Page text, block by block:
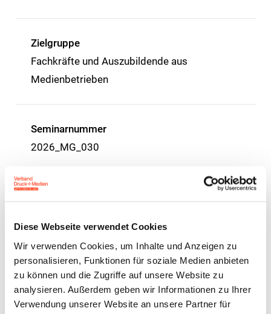
Diese Webseite verwendet Cookies
Wir verwenden Cookies, um Inhalte und Anzeigen zu
personalisieren, Funktionen für soziale Medien anbieten
zu können und die Zugriffe auf unsere Website zu
analysieren. Außerdem geben wir Informationen zu Ihrer
Verwendung unserer Website an unsere Partner für
Zielgruppe
Fachkräfte und Auszubildende aus
Medienbetrieben
Seminarnummer
2026_MG_030
Nichtmitglieder 439 €
Azubi Mitglieder 92 €
Azubi Nichtmitglieder 175 €